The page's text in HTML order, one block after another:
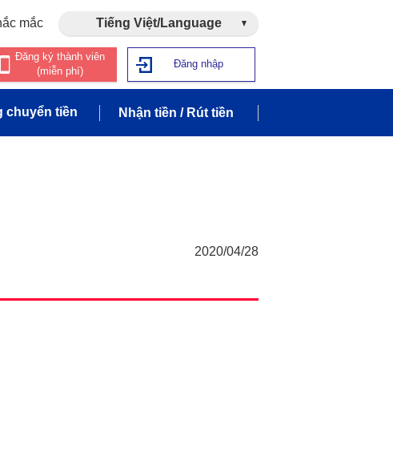
mắc Tiếng Việt/Language
Đăng ký thành viên
(miễn phí)
Đăng nhập
chuyển tiền Nhận tiền / Rút tiền
2020/04/28